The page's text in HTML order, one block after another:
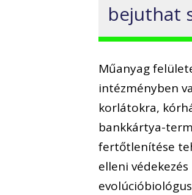
bejuthat
Műanyag
intézményben
korlátokra,
bankkártya-
fertőtlenítése
elleni